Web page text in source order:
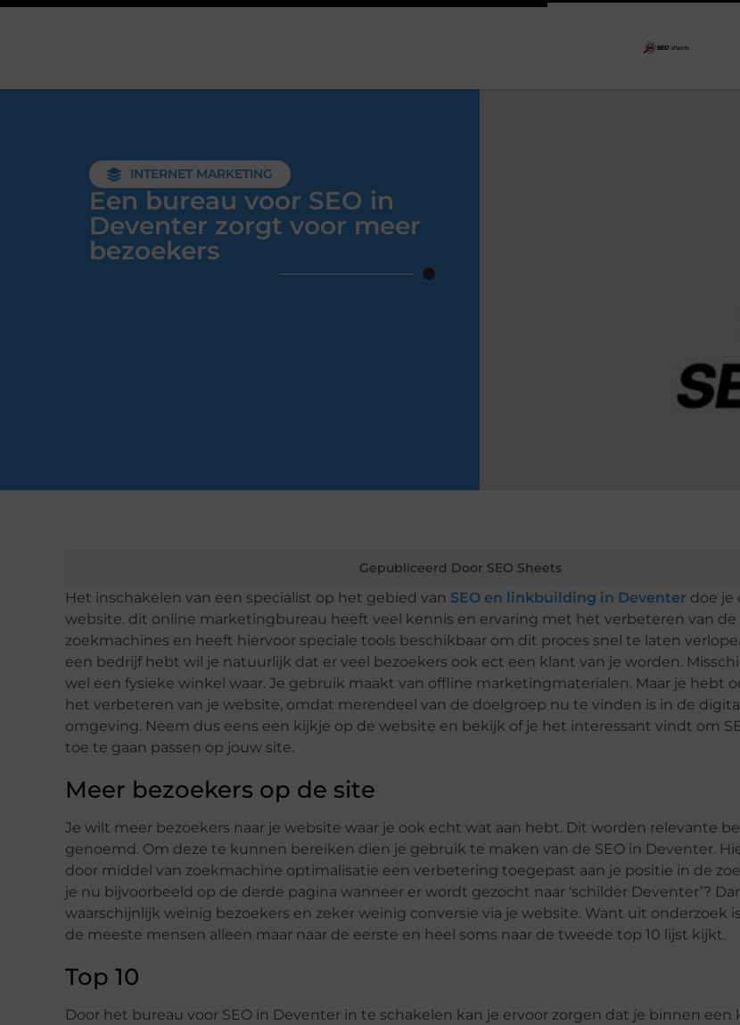
INTERNET MARKETING
Een bureau voor SEO in
Deventer zorgt voor meer
bezoekers
Gepubliceerd Door SEO Sheets
Het inschakelen van een specialist op het gebied van SEO en linkbuilding in Deventer doe je
website. dit online marketingbureau heeft veel kennis en ervaring met het verbeteren van de
zoekmachines en heeft hiervoor speciale tools beschikbaar om dit proces snel te laten
een bedrijf hebt wil je natuurlijk dat er veel bezoekers ook ect een klant van je worden.
wel een fysieke winkel waar. Je gebruik maakt van offline marketingmaterialen. Maar je hebt
het verbeteren van je website, omdat merendeel van de doelgroep nu te vinden is in de
omgeving. Neem dus eens een kijkje op de website en bekijk of je het interessant vindt om
toe te gaan passen op jouw site.
Meer bezoekers op de site
Je wilt meer bezoekers naar je website waar je ook echt wat aan hebt. Dit worden relevante
genoemd. Om deze te kunnen bereiken dien je gebruik te maken van de SEO in Deventer.
door middel van zoekmachine optimalisatie een verbetering toegepast aan je positie in de
je nu bijvoorbeeld op de derde pagina wanneer er wordt gezocht naar ‘schilder Deventer’?
waarschijnlijk weinig bezoekers en zeker weinig conversie via je website. Want uit onderzoek
de meeste mensen alleen maar naar de eerste en heel soms naar de tweede top 10 lijst kijkt.
Top 10
Door het bureau voor SEO in Deventer in te schakelen kan je ervoor zorgen dat je binnen een